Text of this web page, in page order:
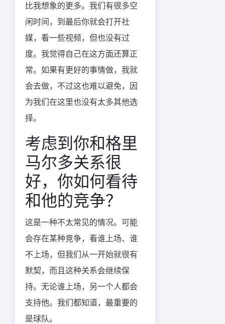
比我想象的更多。我们有很多空
闲时间，到最后你就会打开社
媒，看一些视频，但也没有过
度。我觉得自己在这方面还算正
常。如果有更好的事情做，我就
会去做，不过这也难以避免，因
为我们在这里也没有太多其他选
择。
考虑到你和格里
马尔多关系很
好，你如何看待
和他的竞争？
这是一种不太常见的情况。可能
会存在某种竞争，看谁上场、谁
不上场，但我们从一开始就很有
默契，而且这种关系会继续保
持。无论谁上场，另一个人都会
支持他。我们都知道，最重要的
是球队。